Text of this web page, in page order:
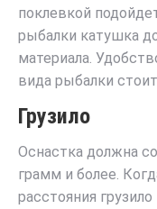
поклевкой
рыбалки катушка
материала.
вида рыбалки
Грузило
Оснастка должна
грамм и более.
расстояния